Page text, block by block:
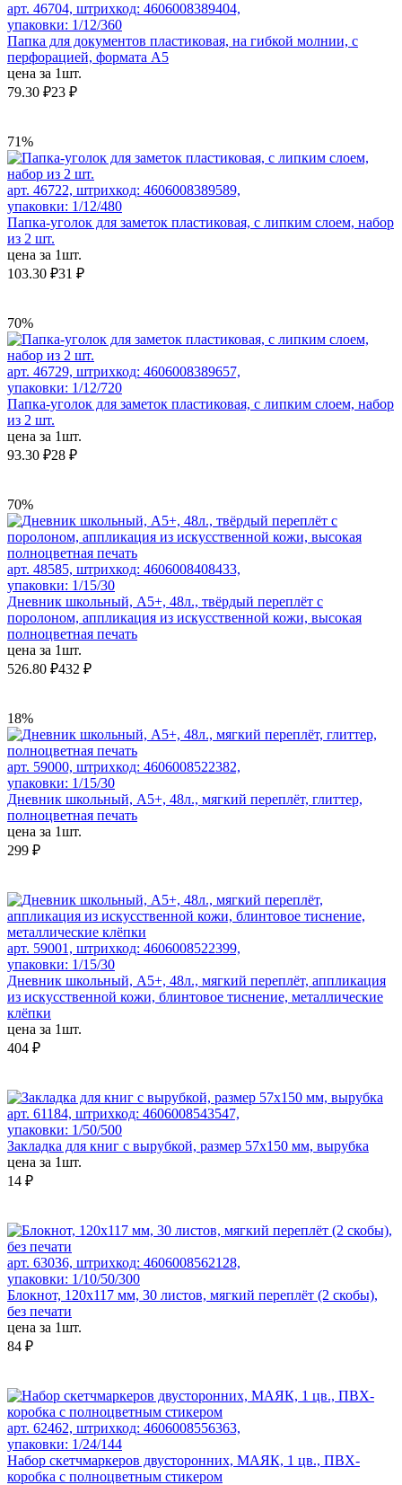
арт. 46704, штрихкод: 4606008389404,
упаковки: 1/12/360
Папка для документов пластиковая, на гибкой молнии, с
перфорацией, формата А5
цена за 1шт.
79.30 ₽23 ₽
71%
арт. 46722, штрихкод: 4606008389589,
упаковки: 1/12/480
Папка-уголок для заметок пластиковая, с липким слоем, набор
из 2 шт.
цена за 1шт.
103.30 ₽31 ₽
70%
арт. 46729, штрихкод: 4606008389657,
упаковки: 1/12/720
Папка-уголок для заметок пластиковая, с липким слоем, набор
из 2 шт.
цена за 1шт.
93.30 ₽28 ₽
70%
арт. 48585, штрихкод: 4606008408433,
упаковки: 1/15/30
Дневник школьный, А5+, 48л., твёрдый переплёт с
поролоном, аппликация из искусственной кожи, высокая
полноцветная печать
цена за 1шт.
526.80 ₽432 ₽
18%
арт. 59000, штрихкод: 4606008522382,
упаковки: 1/15/30
Дневник школьный, А5+, 48л., мягкий переплёт, глиттер,
полноцветная печать
цена за 1шт.
299 ₽
арт. 59001, штрихкод: 4606008522399,
упаковки: 1/15/30
Дневник школьный, А5+, 48л., мягкий переплёт, аппликация
из искусственной кожи, блинтовое тиснение, металлические
клёпки
цена за 1шт.
404 ₽
арт. 61184, штрихкод: 4606008543547,
упаковки: 1/50/500
Закладка для книг с вырубкой, размер 57x150 мм, вырубка
цена за 1шт.
14 ₽
арт. 63036, штрихкод: 4606008562128,
упаковки: 1/10/50/300
Блокнот, 120х117 мм, 30 листов, мягкий переплёт (2 скобы),
без печати
цена за 1шт.
84 ₽
арт. 62462, штрихкод: 4606008556363,
упаковки: 1/24/144
Набор скетчмаркеров двусторонних, МАЯК, 1 цв., ПВХ-
коробка с полноцветным стикером